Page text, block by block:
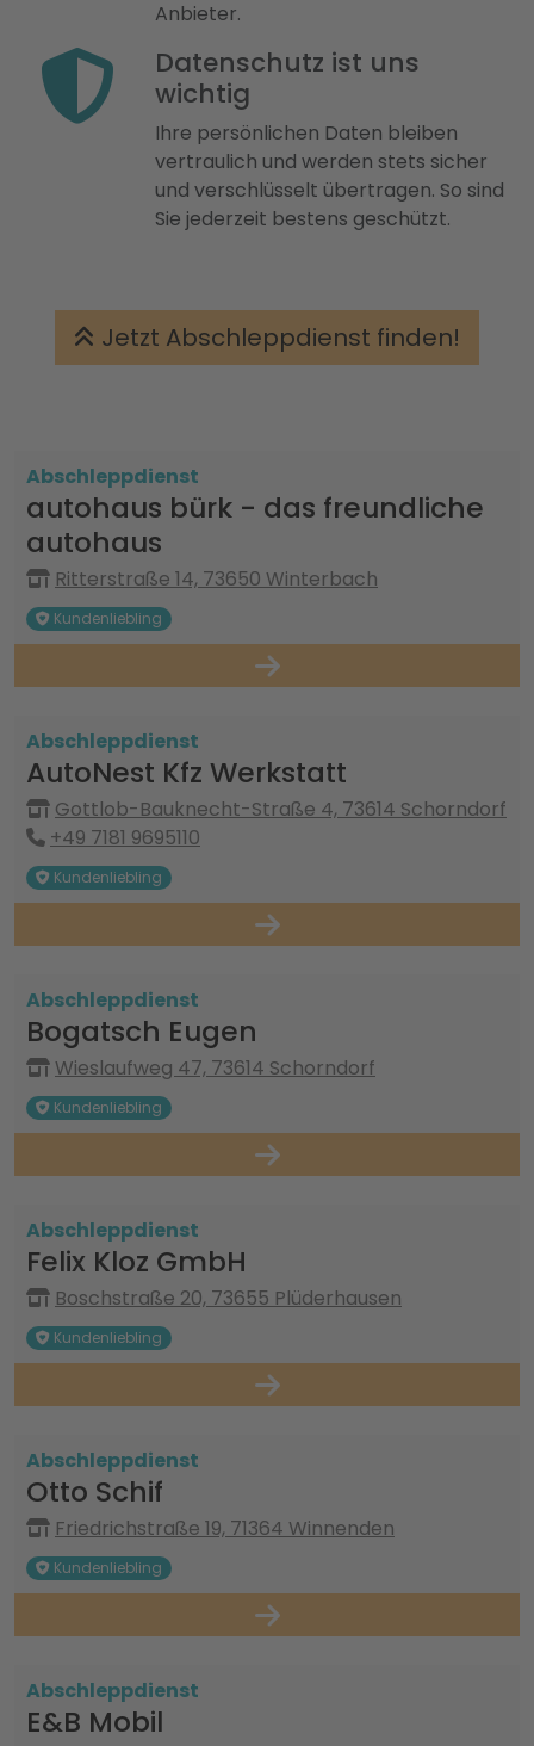
Anbieter.
Datenschutz ist uns
wichtig
Ihre persönlichen Daten bleiben
vertraulich und werden stets sicher
und verschlüsselt übertragen. So sind
Sie jederzeit bestens geschützt.
Jetzt Abschleppdienst finden!
Abschleppdienst
autohaus bürk - das freundliche
autohaus
Ritterstraße 14, 73650 Winterbach
Kundenliebling
Abschleppdienst
AutoNest Kfz Werkstatt
Gottlob-Bauknecht-Straße 4, 73614 Schorndorf
+49 7181 9695110
Kundenliebling
Abschleppdienst
Bogatsch Eugen
Wieslaufweg 47, 73614 Schorndorf
Kundenliebling
Abschleppdienst
Felix Kloz GmbH
Boschstraße 20, 73655 Plüderhausen
Kundenliebling
Abschleppdienst
Otto Schif
Friedrichstraße 19, 71364 Winnenden
Kundenliebling
Abschleppdienst
E&B Mobil